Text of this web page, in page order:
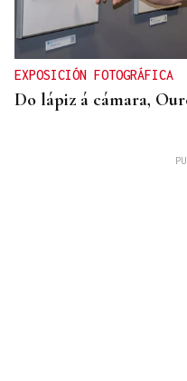
EXPOSICIÓN FOTOGRÁFICA
Do lápiz á cámara,